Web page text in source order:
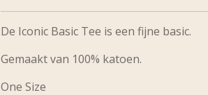
De Iconic Basic Tee is een fijne basic.
Gemaakt van 100% katoen.
One Size